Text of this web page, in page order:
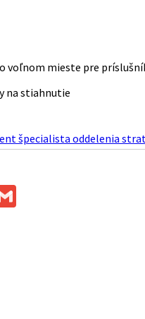
voľnom mieste pre
na stiahnutie
špecialista oddelenia
Gmail